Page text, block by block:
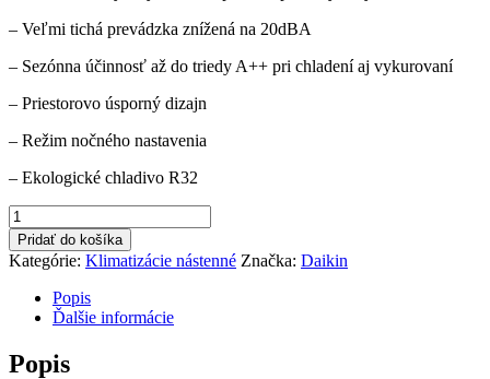
– Veľmi tichá prevádzka znížená na 20dBA
– Sezónna účinnosť až do triedy A++ pri chladení aj vykurovaní
– Priestorovo úsporný dizajn
– Režim nočného nastavenia
– Ekologické chladivo R32
množstvo
Daikin
Comfora
FTXP35M
RXP35M
3,5kW
Pridať do košíka
Kategórie: Klimatizácie nástenné Značka: Daikin
Popis
Ďalšie informácie
Popis